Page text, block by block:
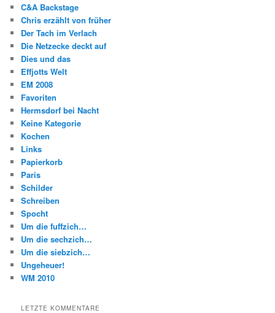
C&A Backstage
Chris erzählt von früher
Der Tach im Verlach
Die Netzecke deckt auf
Dies und das
Effjotts Welt
EM 2008
Favoriten
Hermsdorf bei Nacht
Keine Kategorie
Kochen
Links
Papierkorb
Paris
Schilder
Schreiben
Spocht
Um die fuffzich…
Um die sechzich…
Um die siebzich…
Ungeheuer!
WM 2010
LETZTE KOMMENTARE